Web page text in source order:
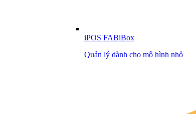
iPOS FABiBox
Quản lý dành cho mô hình nhỏ